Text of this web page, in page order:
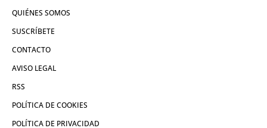
QUIÉNES SOMOS
SUSCRÍBETE
CONTACTO
AVISO LEGAL
RSS
POLÍTICA DE COOKIES
POLÍTICA DE PRIVACIDAD